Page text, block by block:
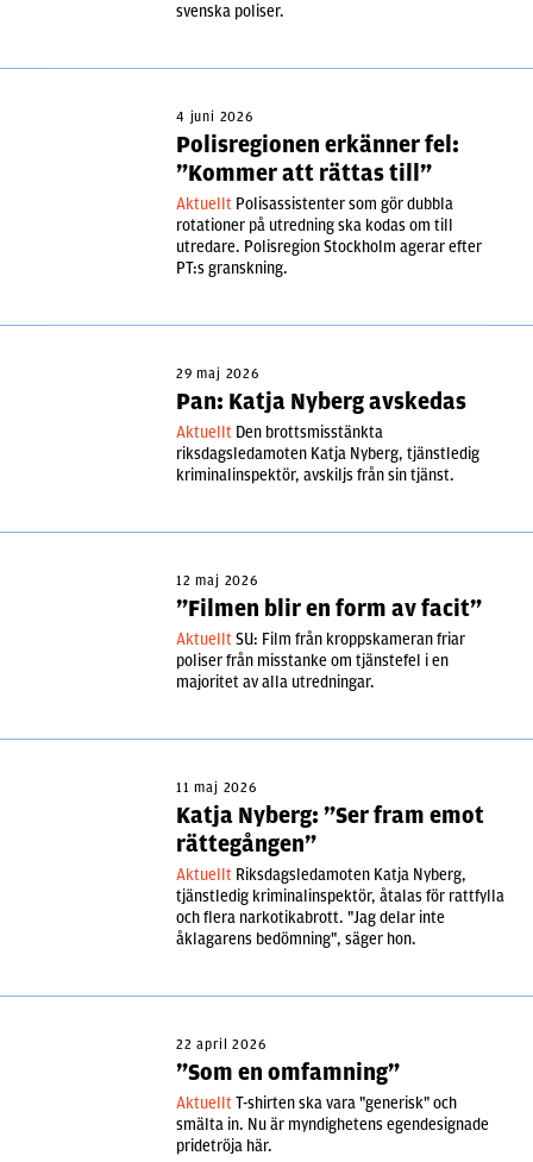
svenska poliser.
4 juni 2026
Polisregionen erkänner fel:
”Kommer att rättas till”
Aktuellt Polisassistenter som gör dubbla
rotationer på utredning ska kodas om till
utredare. Polisregion Stockholm agerar efter
PT:s granskning.
29 maj 2026
Pan: Katja Nyberg avskedas
Aktuellt Den brottsmisstänkta
riksdagsledamoten Katja Nyberg, tjänstledig
kriminalinspektör, avskiljs från sin tjänst.
12 maj 2026
”Filmen blir en form av facit”
Aktuellt SU: Film från kroppskameran friar
poliser från misstanke om tjänstefel i en
majoritet av alla utredningar.
11 maj 2026
Katja Nyberg: ”Ser fram emot
rättegången”
Aktuellt Riksdagsledamoten Katja Nyberg,
tjänstledig kriminalinspektör, åtalas för rattfylla
och flera narkotikabrott. "Jag delar inte
åklagarens bedömning", säger hon.
22 april 2026
”Som en omfamning”
Aktuellt T-shirten ska vara "generisk" och
smälta in. Nu är myndighetens egendesignade
pridetröja här.